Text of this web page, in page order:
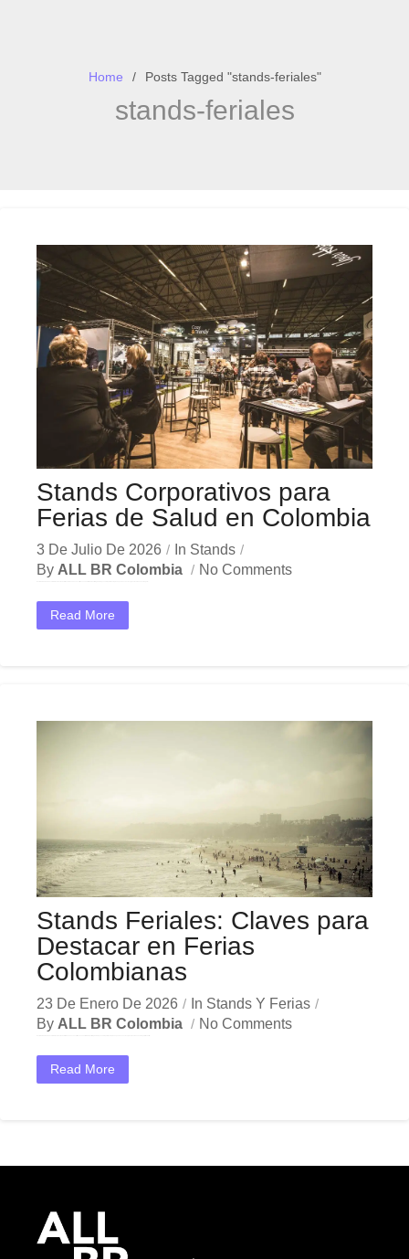
Home Posts Tagged "stands-feriales"
stands-feriales
Stands Corporativos para
Ferias de Salud en Colombia
3 De Julio De 2026 In Stands
By ALL BR Colombia No Comments
Read More
Stands Feriales: Claves para
Destacar en Ferias
Colombianas
23 De Enero De 2026 In Stands Y Ferias
By ALL BR Colombia No Comments
Read More